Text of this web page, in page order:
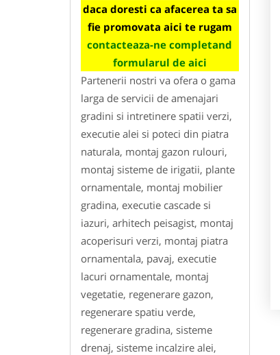
daca doresti ca afacerea ta sa
fie promovata aici te rugam
contacteaza-ne completand
formularul de aici
Partenerii nostri va ofera o gama
larga de servicii de amenajari
gradini si intretinere spatii verzi,
executie alei si poteci din piatra
naturala, montaj gazon rulouri,
montaj sisteme de irigatii, plante
ornamentale, montaj mobilier
gradina, executie cascade si
iazuri, arhitech peisagist, montaj
acoperisuri verzi, montaj piatra
ornamentala, pavaj, executie
lacuri ornamentale, montaj
vegetatie, regenerare gazon,
regenerare spatiu verde,
regenerare gradina, sisteme
drenaj, sisteme incalzire alei,